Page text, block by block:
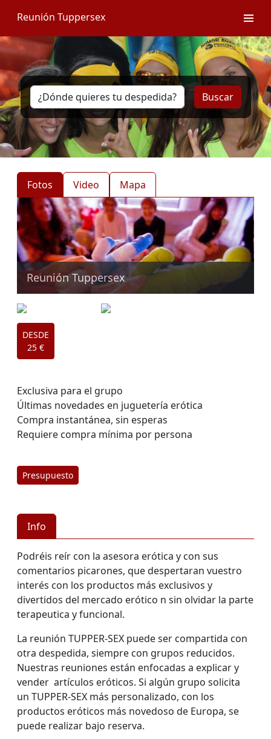
Reunión Tuppersex
Buscar
Fotos Video Mapa
Reunión Tuppersex
DESDE
25 €
Exclusiva para el grupo
Últimas novedades en juguetería erótica
Compra instantánea, sin esperas
Requiere compra mínima por persona
Presupuesto
Info
Podréis reír con la asesora erótica y con sus
comentarios picarones, que despertaran vuestro
interés con los productos más exclusivos y
divertidos del mercado erótico n sin olvidar la parte
terapeutica y funcional.
La reunión TUPPER-SEX puede ser compartida con
otra despedida, siempre con grupos reducidos.
Nuestras reuniones están enfocadas a explicar y
vender artículos eróticos. Si algún grupo solicita
un TUPPER-SEX más personalizado, con los
productos eróticos más novedoso de Europa, se
puede realizar bajo reserva.